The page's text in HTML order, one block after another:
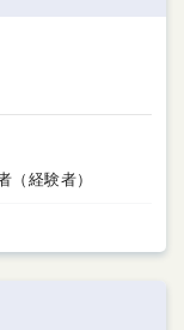
経験者）